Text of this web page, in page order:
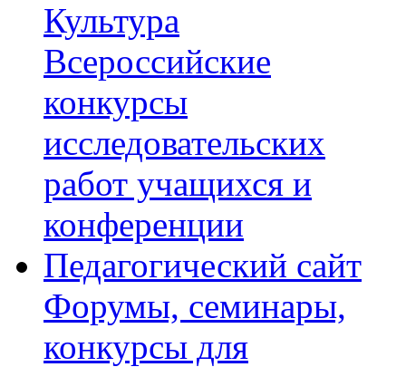
Культура
Всероссийские
конкурсы
исследовательских
работ учащихся и
конференции
Педагогический сайт
Форумы, семинары,
конкурсы для